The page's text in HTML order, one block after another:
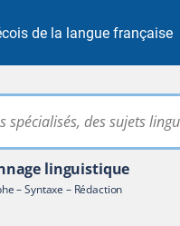
de la langue française
linguistique
– Syntaxe – Rédaction
terminologique